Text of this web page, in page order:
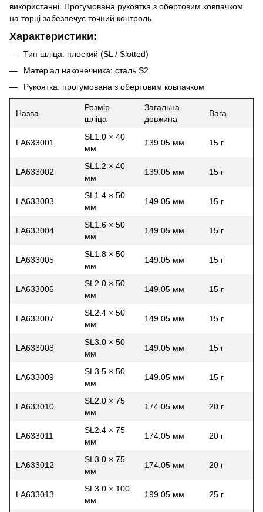
використанні. Прогумована рукоятка з обертовим ковпачком
на торці забезпечує точний контроль.
Характеристики:
Тип шліца: плоский (SL / Slotted)
Матеріал наконечника: сталь S2
Рукоятка: прогумована з обертовим ковпачком
Назва
Розмір
шліца
Загальна
довжина
Вага
LA633001
SL1.0 × 40
мм
139.05 мм 15 г
LA633002
SL1.2 × 40
мм
139.05 мм 15 г
LA633003
SL1.4 × 50
мм
149.05 мм 15 г
LA633004
SL1.6 × 50
мм
149.05 мм 15 г
LA633005
SL1.8 × 50
мм
149.05 мм 15 г
LA633006
SL2.0 × 50
мм
149.05 мм 15 г
LA633007
SL2.4 × 50
мм
149.05 мм 15 г
LA633008
SL3.0 × 50
мм
149.05 мм 15 г
LA633009
SL3.5 × 50
мм
149.05 мм 15 г
LA633010
SL2.0 × 75
мм
174.05 мм 20 г
LA633011
SL2.4 × 75
мм
174.05 мм 20 г
LA633012
SL3.0 × 75
мм
174.05 мм 20 г
LA633013
SL3.0 × 100
мм
199.05 мм 25 г